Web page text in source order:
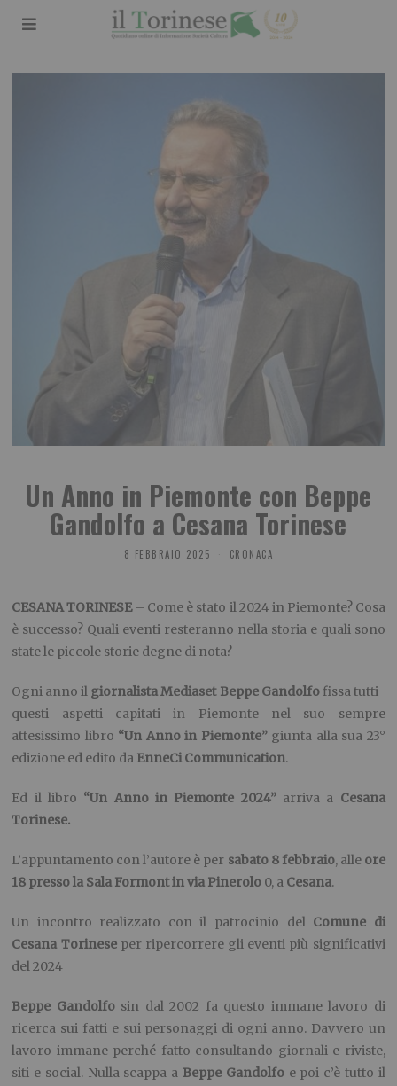
Un Anno in Piemonte con Beppe
Gandolfo a Cesana Torinese
8 FEBBRAIO 2025 CRONACA
CESANA TORINESE– Come è stato il 2024 in Piemonte? Cosa
è successo? Quali eventi resteranno nella storia e quali sono
state le piccole storie degne di nota?
Ogni anno il giornalista Mediaset Beppe Gandolfofissa tutti
questi aspetti capitati in Piemonte nel suo sempre
attesissimo libro “Un Anno in Piemonte”giunta alla sua 23°
edizione ed edito da EnneCi Communication.
Ed il libro “Un Anno in Piemonte 2024” arriva a Cesana
Torinese.
L’appuntamento con l’autore è per sabato 8 febbraio, alle ore
18 presso la Sala Formont in via Pinerolo 0, a Cesana.
Un incontro realizzato con il patrocinio del Comune di
Cesana Torinese per ripercorrere gli eventi più significativi
del 2024
Beppe Gandolfosin dal 2002 fa questo immane lavoro di
ricerca sui fatti e sui personaggi di ogni anno. Davvero un
lavoro immane perché fatto consultando giornali e riviste,
siti e social. Nulla scappa a Beppe Gandolfoe poi c’è tutto il